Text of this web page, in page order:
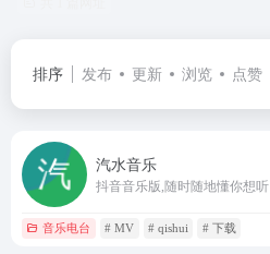
排序 发布 更新 浏览 点赞
汽水音乐
抖音音乐版,随时随地懂你想听
音乐电台 # MV # qishui # 下载